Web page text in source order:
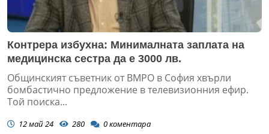
Контрера избухна: Минималната заплата на
медицинска сестра да е 3000 лв.
Общинският съветник от ВМРО в София хвърли
бомбастично предложение в телевизионния ефир.
Той поиска...
12 май 24 280 0коментара